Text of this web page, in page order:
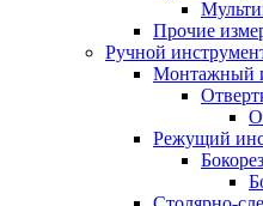
Прочие
Ручной
Монтажный
Режущий